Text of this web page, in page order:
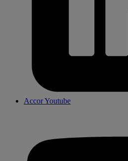
Accor Youtube